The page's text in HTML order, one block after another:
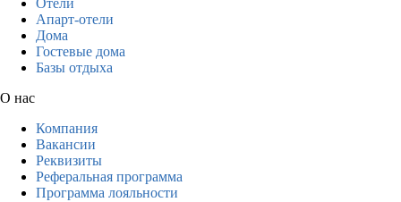
Отели
Апарт-отели
Дома
Гостевые дома
Базы отдыха
О нас
Компания
Вакансии
Реквизиты
Реферальная программа
Программа лояльности